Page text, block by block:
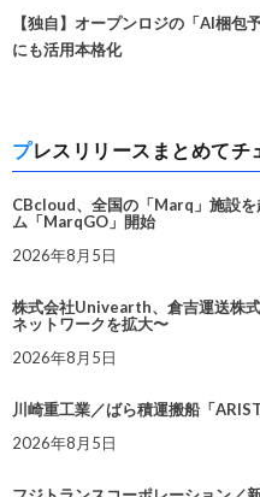
【独自】オープンロジの「AI梱包
にも活用本格化
プレスリリースまとめてチ
CBcloud、全国の「Marq」施設
ム「MarqGO」開始
2026年8月5日
株式会社Univearth、倉吉運送株
ネットワークを拡大〜
2026年8月5日
川崎重工業／ばら積運搬船「
2026年8月5日